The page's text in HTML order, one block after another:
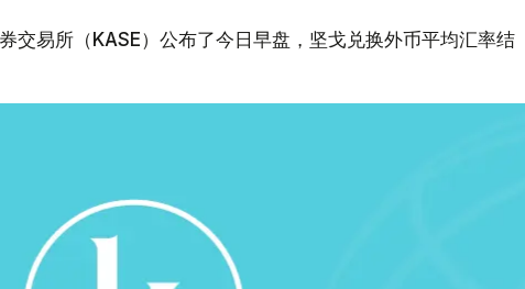
交易所（KASE）公布了今日早盘，坚戈兑换外币平均汇率结